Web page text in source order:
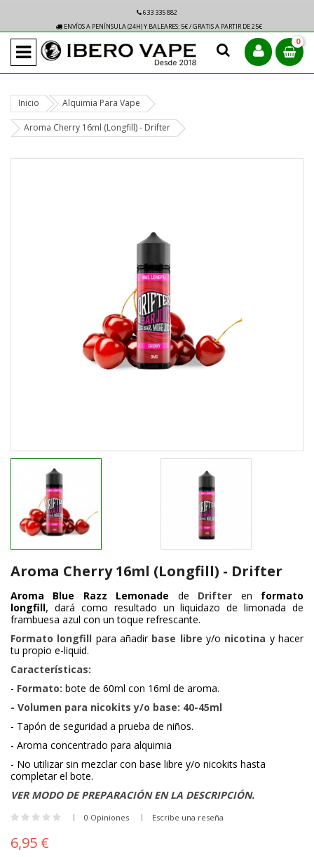
633 335 882
ENVÍOS A PENÍNSULA (24H) Y BALEARES: 5€ / GRATIS A PARTIR DE 25€
0
Inicio Alquimia Para Vape
Aroma Cherry 16ml (Longfill) - Drifter
Aroma Cherry 16ml (Longfill) - Drifter
Aroma Blue Razz Lemonade de Drifter en
formato
longfill, dará como resultado un liquidazo de limonada de
frambuesa azul con un toque refrescante.
Formato longfill para añadir base libre y/o nicotina y hacer
tu propio e-liquid.
Características:
- Formato: bote de 60ml con 16ml de aroma.
- Volumen para nicokits y/o base: 40-45ml
- Tapón de seguridad a prueba de niños.
- Aroma concentrado para alquimia
- No utilizar sin mezclar con base libre y/o nicokits hasta
completar el bote.
VER MODO DE PREPARACIÓN EN LA DESCRIPCIÓN.
0 Opiniones Escribe una reseña
6,95 €